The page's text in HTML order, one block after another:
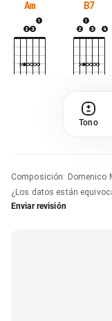
Am B7
Tono
Composición: Domenico
¿Los datos están
Enviar revisión